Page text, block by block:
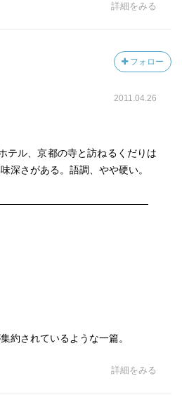
詳細をみる
フォロー
2011.04.26
ル、京都の寺と訪ねるくだりは
深さがある。語調、やや硬い。
約されているような一篇。
詳細をみる